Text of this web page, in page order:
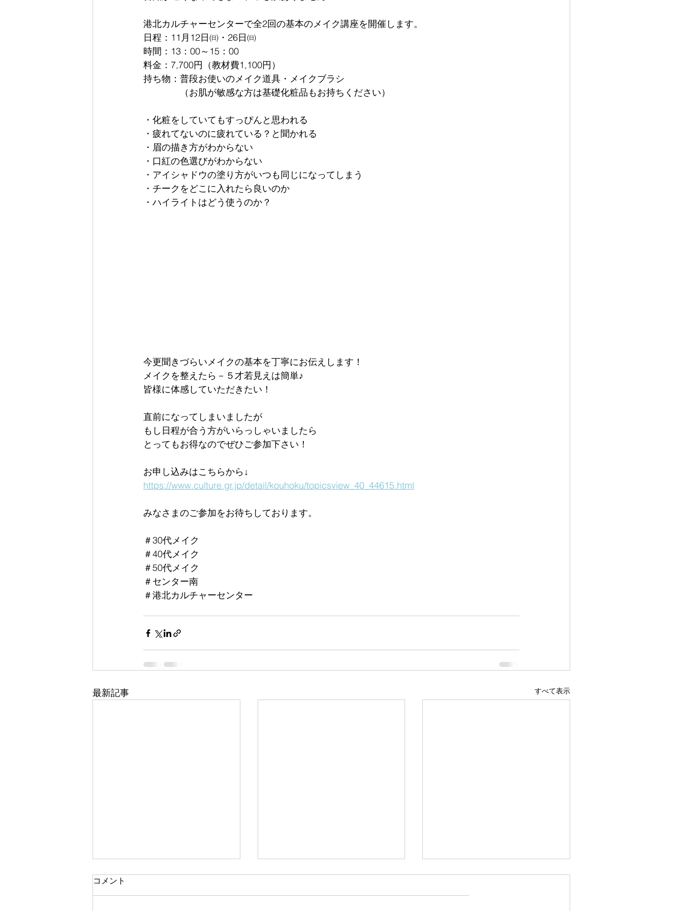
港北カルチャーセンターで全2回の基本のメイク講座を開催します。
日程：11月12日㈰・26日㈰
時間：13：00～15：00
料金：7,700円（教材費1,100円）
持ち物：普段お使いのメイク道具・メイクブラシ
（お肌が敏感な方は基礎化粧品もお持ちください）
・化粧をしていてもすっぴんと思われる
・疲れてないのに疲れている？と聞かれる
・眉の描き方がわからない
・口紅の色選びがわからない
・アイシャドウの塗り方がいつも同じになってしまう
・チークをどこに入れたら良いのか
・ハイライトはどう使うのか？
今更聞きづらいメイクの基本を丁寧にお伝えします！
メイクを整えたら－５才若見えは簡単♪
皆様に体感していただきたい！
直前になってしまいましたが
もし日程が合う方がいらっしゃいましたら
とってもお得なのでぜひご参加下さい！
お申し込みはこちらから↓
https://www.culture.gr.jp/detail/kouhoku/topicsview_40_44615.html
みなさまのご参加をお待ちしております。
＃30代メイク
＃40代メイク
＃50代メイク
＃センター南
＃港北カルチャーセンター
最新記事 すべて表示
コメント